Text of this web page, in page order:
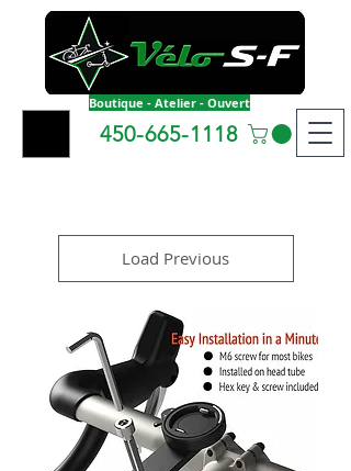
Boutique - Atelier - Ouvert
450-665-1118
Load Previous